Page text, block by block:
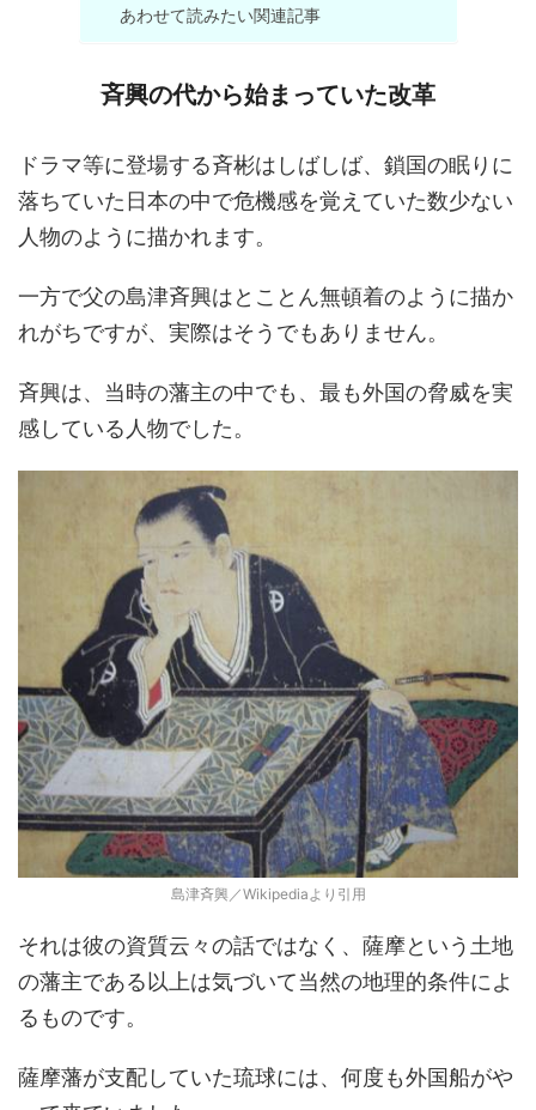
あわせて読みたい関連記事
斉興の代から始まっていた改革
ドラマ等に登場する斉彬はしばしば、鎖国の眠りに
落ちていた日本の中で危機感を覚えていた数少ない
人物のように描かれます。
一方で父の島津斉興はとことん無頓着のように描か
れがちですが、実際はそうでもありません。
斉興は、当時の藩主の中でも、最も外国の脅威を実
感している人物でした。
島津斉興／Wikipediaより引用
それは彼の資質云々の話ではなく、薩摩という土地
の藩主である以上は気づいて当然の地理的条件によ
るものです。
薩摩藩が支配していた琉球には、何度も外国船がや